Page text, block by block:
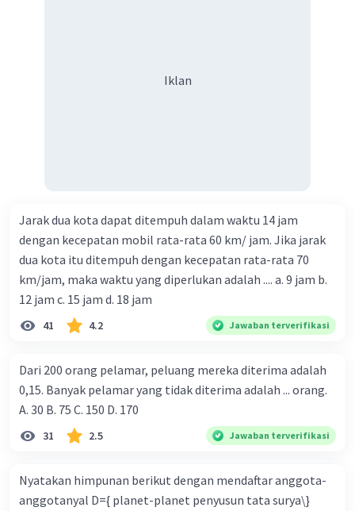
Iklan
Jarak dua kota dapat ditempuh dalam waktu 14 jam
dengan kecepatan mobil rata-rata 60 km/ jam. Jika jarak
dua kota itu ditempuh dengan kecepatan rata-rata 70
km/jam, maka waktu yang diperlukan adalah .... a. 9 jam b.
12 jam c. 15 jam d. 18 jam
41 4.2 Jawaban terverifikasi
Dari 200 orang pelamar, peluang mereka diterima adalah
0,15. Banyak pelamar yang tidak diterima adalah ... orang.
A. 30 B. 75 C. 150 D. 170
31 2.5 Jawaban terverifikasi
Nyatakan himpunan berikut dengan mendaftar anggota-
anggotanyal D={ planet-planet penyusun tata surya\}